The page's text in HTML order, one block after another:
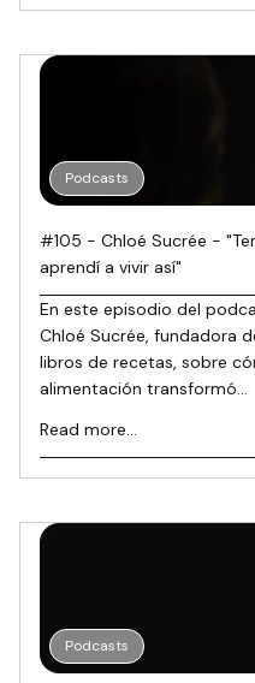
Podcasts
#105 - Chloé Sucrée -
aprendí a vivir así"
En este episodio del
Chloé Sucrée, fundadora
libros de recetas, sobre
alimentación transformó...
Read more...
Podcasts